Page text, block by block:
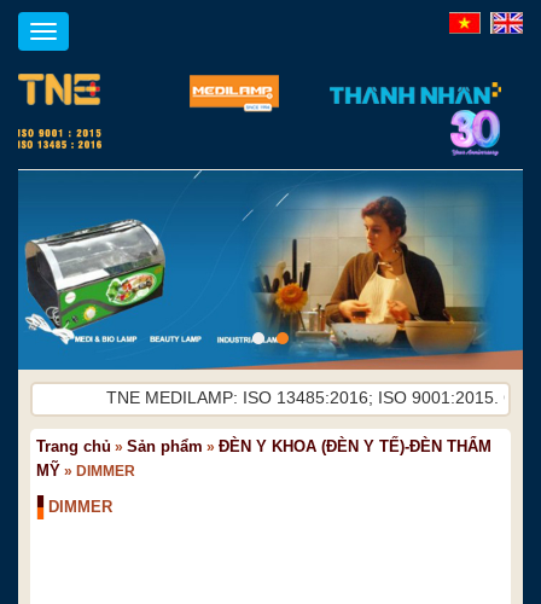
Toggle
navigation
TNE MEDILAMP: ISO 13485:2016; ISO 9001:2015.
Trang chủ » Sản phẩm » ĐÈN Y KHOA (ĐÈN Y TẾ)-ĐÈN THẨM
MỸ » DIMMER
DIMMER